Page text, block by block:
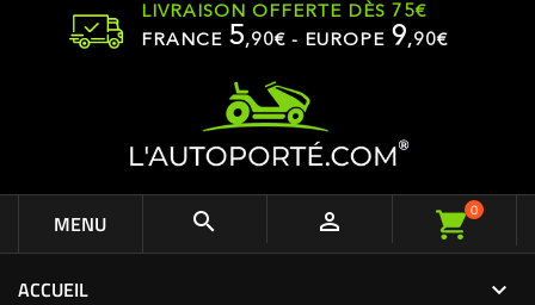
LIVRAISON OFFERTE DÈS 75€
FRANCE 5,90€ - EUROPE 9,90€
MENU   0
ACCUEIL